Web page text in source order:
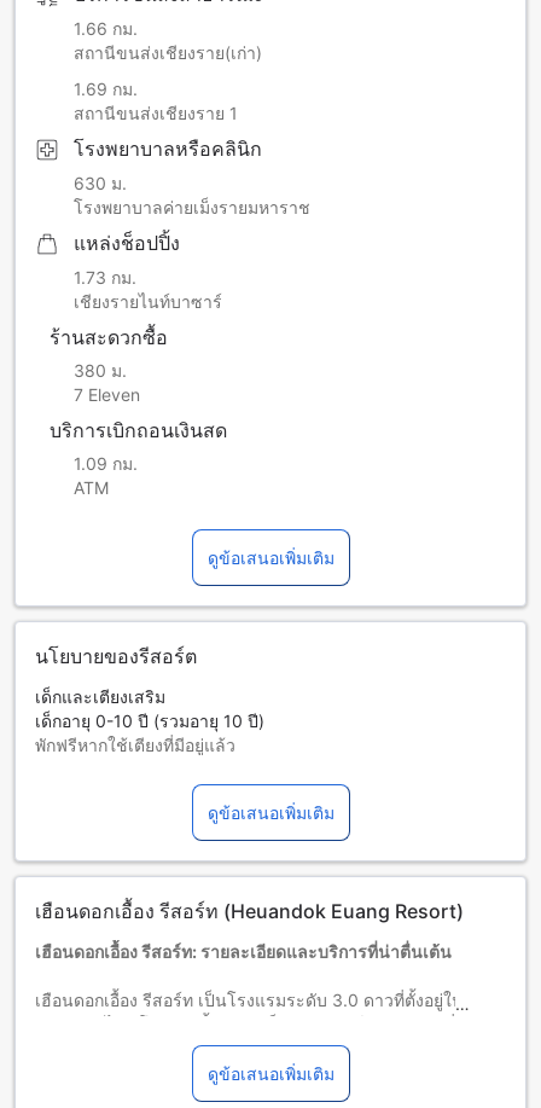
1.66 กม.
สถานีขนส่งเชียงราย(เก่า)
1.69 กม.
สถานีขนส่งเชียงราย 1
โรงพยาบาลหรือคลินิก
630 ม.
โรงพยาบาลค่ายเม็งรายมหาราช
แหล่งช็อปปิ้ง
1.73 กม.
เชียงรายไนท์บาซาร์
ร้านสะดวกซื้อ
380 ม.
7 Eleven
บริการเบิกถอนเงินสด
1.09 กม.
ATM
ดูข้อเสนอเพิ่มเติม
นโยบายของรีสอร์ต
เด็กและเตียงเสริม
เด็กอายุ 0-10 ปี (รวมอายุ 10 ปี)
พักฟรีหากใช้เตียงที่มีอยู่แล้ว
จำนวนผู้เข้าพักที่กำหนดในแต่ละห้องสำหรับข้อมูลเพิ่มเติม
โปรดทราบว่า เมื่อจองห้องพักมากกว่า 5 ห้องขึ้นไป อาจมีการใช้
นโยบายที่แตกต่างหรือเงื่อนไขเพิ่มเติม
ดูข้อเสนอเพิ่มเติม
เฮือนดอกเอื้อง รีสอร์ท (Heuandok Euang Resort)
เฮือนดอกเอื้อง รีสอร์ท: รายละเอียดและบริการที่น่าตื่นเต้น
เฮือนดอกเอื้อง รีสอร์ท เป็นโรงแรมระดับ 3.0 ดาวที่ตั้งอยู่ในเมือง
เต้นที่จะทำให้คุณมีประสบการณ์การพักผ่อนที่สุดพิเศษ
เมื่อมาถึงโรงแรม เวลาเช็คอินเริ่มต้นที่ 02:00 หลังเที่ยง และเวลา
เช็คเอาท์สิ้นสุดที่ 12:00 หลังเที่ยง ทำให้คุณสามารถสะดวกสบาย
ดูข้อเสนอเพิ่มเติม